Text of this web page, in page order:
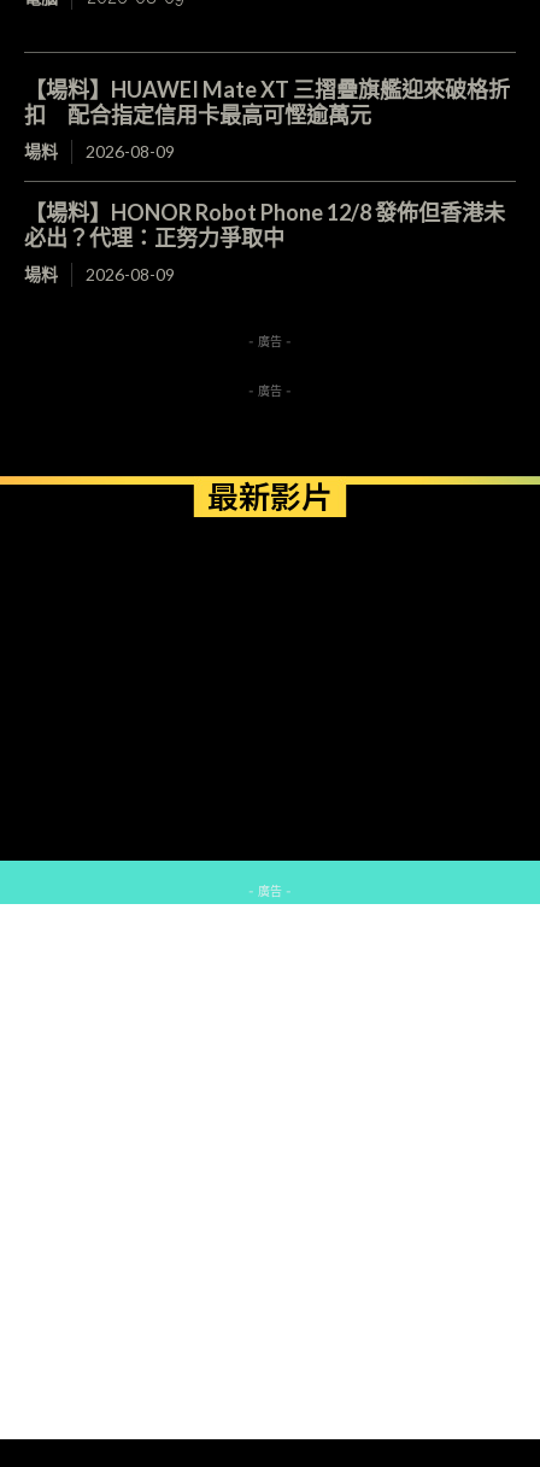
【場料】HUAWEI Mate XT 三摺疊旗艦迎來破格折
扣 配合指定信用卡最高可慳逾萬元
場料 2026-08-09
【場料】HONOR Robot Phone 12/8 發佈但香港未
必出？代理：正努力爭取中
場料 2026-08-09
- 廣告 -
- 廣告 -
最新影片
- 廣告 -